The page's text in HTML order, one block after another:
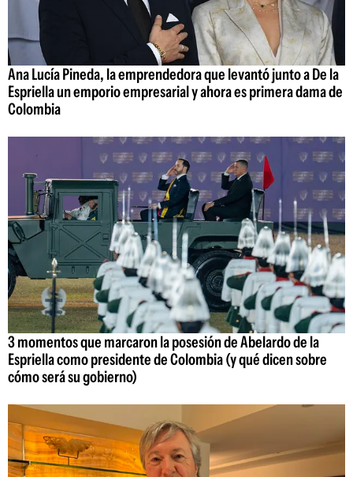
Ana Lucía Pineda, la emprendedora que levantó junto a De la
Espriella un emporio empresarial y ahora es primera dama de
Colombia
3 momentos que marcaron la posesión de Abelardo de la
Espriella como presidente de Colombia (y qué dicen sobre
cómo será su gobierno)